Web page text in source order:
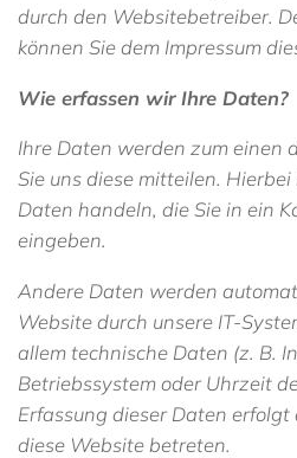
durch den Websitebetreiber.
können Sie dem Impressum
Wie erfassen wir Ihre Daten?
Ihre Daten werden zum einen
Sie uns diese mitteilen. Hierbei
Daten handeln, die Sie in ein
eingeben.
Andere Daten werden
Website durch unsere IT-
allem technische Daten (z. B.
Betriebssystem oder Uhrzeit
Erfassung dieser Daten
diese Website betreten.